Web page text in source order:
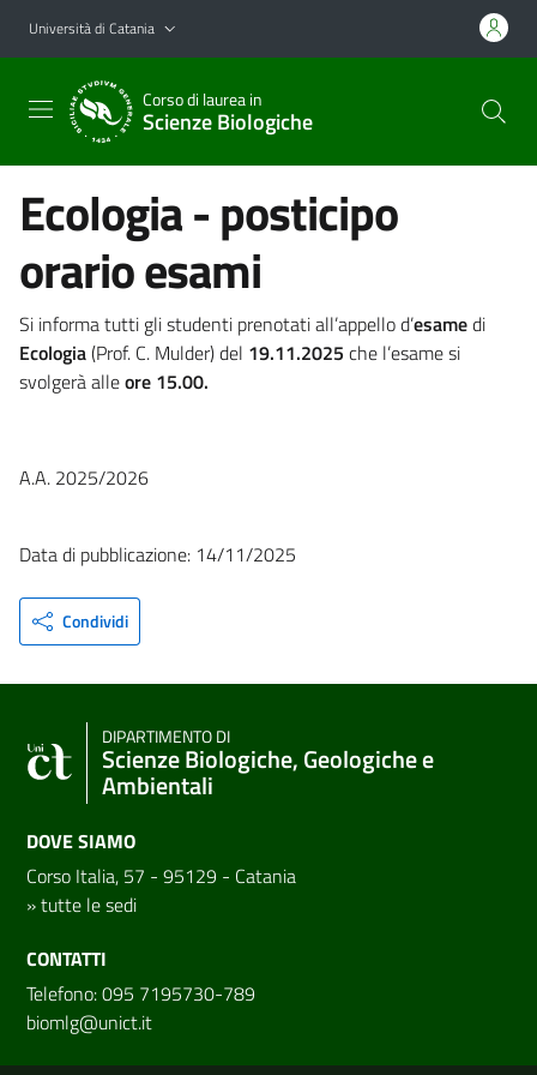
Vai al contenuto principale
Vai al menu di navigazione
Università di Catania
Corso di laurea in
Scienze Biologiche
Ecologia - posticipo
orario esami
Si informa tutti gli studenti prenotati all’appello d’esamedi
Ecologia(Prof. C. Mulder) del 19.11.2025 che l’esame si
svolgerà alleore 15.00.
A.A. 2025/2026
Data di pubblicazione: 14/11/2025
Condividi
DIPARTIMENTO DI
Scienze Biologiche, Geologiche e
Ambientali
DOVE SIAMO
Corso Italia, 57 - 95129 - Catania
»tutte le sedi
CONTATTI
Telefono: 095 7195730-789
biomlg@unict.it